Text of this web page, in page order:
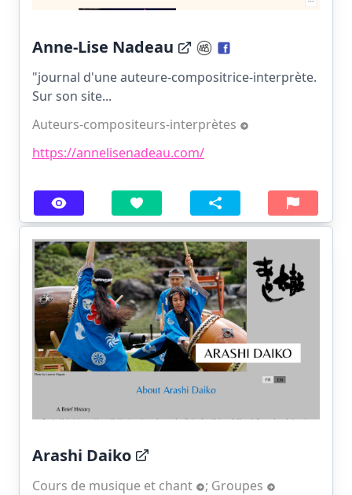
Anne-Lise Nadeau
"journal d'une auteure-compositrice-interprète.
Sur son site...
Auteurs-compositeurs-interprètes
https://annelisenadeau.com/
Arashi Daiko
Cours de musique et chant ; Groupes